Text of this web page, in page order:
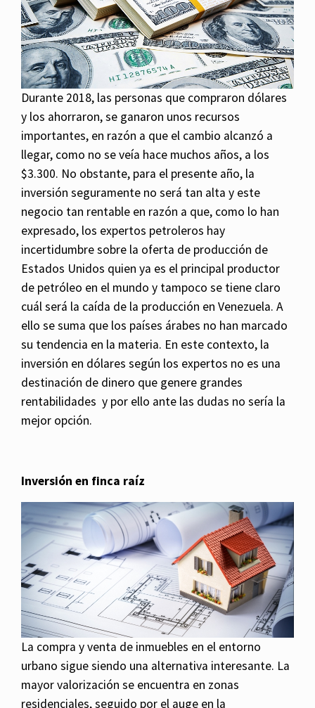
Durante 2018, las personas que compraron dólares
y los ahorraron, se ganaron unos recursos
importantes, en razón a que el cambio alcanzó a
llegar, como no se veía hace muchos años, a los
$3.300. No obstante, para el presente año, la
inversión seguramente no será tan alta y este
negocio tan rentable en razón a que, como lo han
expresado, los expertos petroleros hay
incertidumbre sobre la oferta de producción de
Estados Unidos quien ya es el principal productor
de petróleo en el mundo y tampoco se tiene claro
cuál será la caída de la producción en Venezuela. A
ello se suma que los países árabes no han marcado
su tendencia en la materia. En este contexto, la
inversión en dólares según los expertos no es una
destinación de dinero que genere grandes
rentabilidades y por ello ante las dudas no sería la
mejor opción.
Inversión en finca raíz
La compra y venta de inmuebles en el entorno
urbano sigue siendo una alternativa interesante. La
mayor valorización se encuentra en zonas
residenciales, seguido por el auge en la